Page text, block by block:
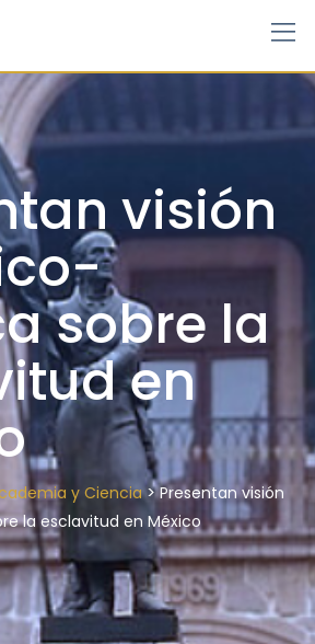
visión
sobre la
en
y Ciencia>Presentan visión
la esclavitud en México